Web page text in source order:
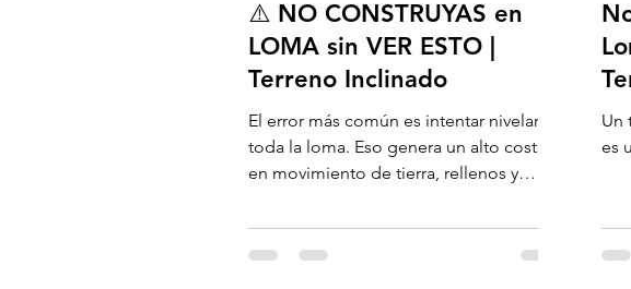
⚠️ NO CONSTRUYAS en
LOMA sin VER ESTO |
Terreno Inclinado
El error más común es intentar nivelar
toda la loma. Eso genera un alto costo
en movimiento de tierra, rellenos y
Un
es